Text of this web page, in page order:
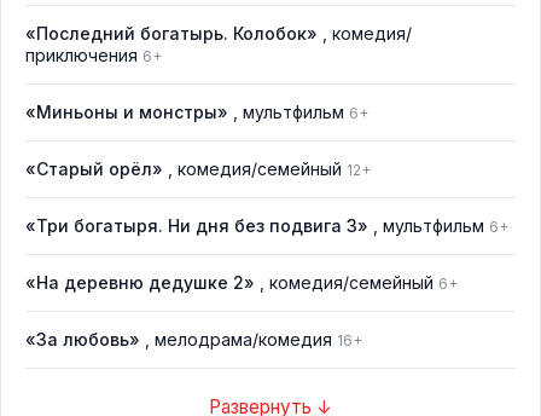
«Последний богатырь. Колобок»
, комедия/
приключения 6+
«Миньоны и монстры» , мультфильм 6+
«Старый орёл» , комедия/семейный 12+
«Три богатыря. Ни дня без подвига 3» , мультфильм 6+
«На деревню дедушке 2» , комедия/семейный 6+
«За любовь» , мелодрама/комедия 16+
Развернуть ↓